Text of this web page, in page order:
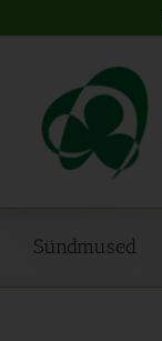
to
Sündmused